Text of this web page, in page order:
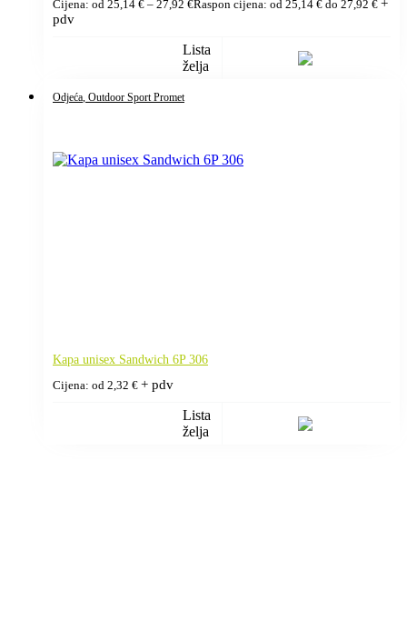
Cijena: od 25,14 € – 27,92 €Raspon cijena: od 25,14 € do 27,92 € +
pdv
Lista
želja
Odjeća, Outdoor Sport Promet
Kapa unisex Sandwich 6P 306
Cijena: od 2,32 € + pdv
Lista
želja